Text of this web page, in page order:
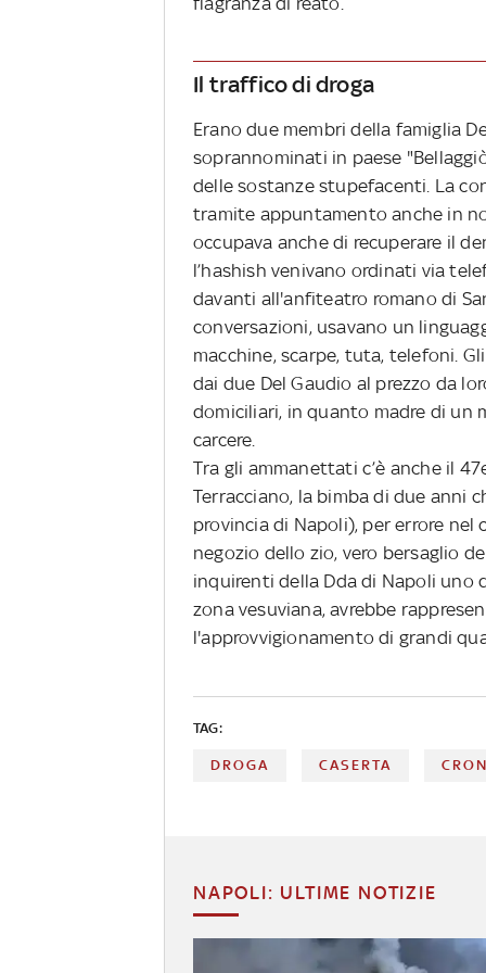
Il traffico di droga
Erano due membri della famiglia
soprannominati in paese
delle sostanze stupefacenti. La
tramite appuntamento anche in
occupava anche di recuperare il
l’hashish venivano ordinati via
davanti all'anfiteatro romano di
conversazioni, usavano un
macchine, scarpe, tuta, telefoni.
dai due Del Gaudio al prezzo da
domiciliari, in quanto madre di un
carcere.
Tra gli ammanettati c’è anche il
Terracciano, la bimba di due anni
provincia di Napoli), per errore
negozio dello zio, vero bersaglio
inquirenti della Dda di Napoli
zona vesuviana, avrebbe
l'approvvigionamento di grandi
TAG:
DROGA CASERTA
NAPOLI: ULTIME NOTIZIE